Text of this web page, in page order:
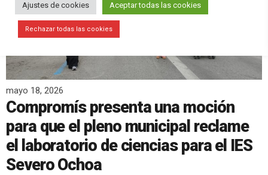
mayo 18, 2026
Compromís presenta una moción
para que el pleno municipal reclame
el laboratorio de ciencias para el IES
Severo Ochoa
Ajustes de cookies Aceptar todas las cookies
Rechazar todas las cookies